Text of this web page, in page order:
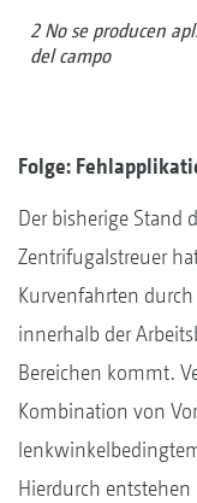
2 No se producen
del campo
Folge:
Der bisherige Stand
Zentrifugalstreuer
Kurvenfahrten
innerhalb der
Bereichen kommt.
Kombination von
Hierdurch